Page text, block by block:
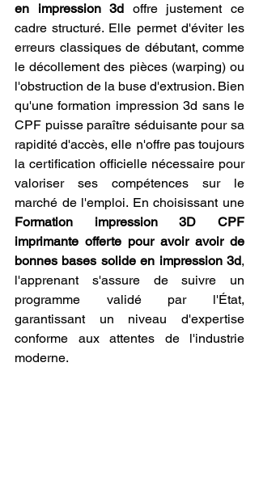
en impression 3d offre justement ce
cadre structuré. Elle permet d'éviter les
erreurs classiques de débutant, comme
le décollement des pièces (warping) ou
l'obstruction de la buse d'extrusion. Bien
qu'une formation impression 3d sans le
CPF puisse paraître séduisante pour sa
rapidité d'accès, elle n'offre pas toujours
la certification officielle nécessaire pour
valoriser ses compétences sur le
Formation impression 3D CPF
imprimante offerte pour avoir avoir de
bonnes bases solide en impression 3d,
l'apprenant s'assure de suivre un
programme validé par l'État,
garantissant un niveau d'expertise
conforme aux attentes de l'industrie
moderne.